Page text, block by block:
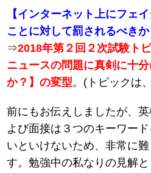
【インターネット上にフェ
ことに対して罰されるべきか
⇒2018年第２回２次試験ト
ニュースの問題に真剣に十
か？】の変型。(トピックは
前にもお伝えしましたが、
よび面接は３つのキーワー
いといけないため、非常に
す。勉強中の私なりの見解